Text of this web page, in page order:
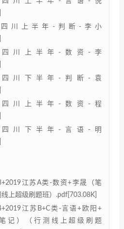
四川上半年-判断-李小
四川上半年-数资-李
四川下半年-判断-袁
四川上半年-数资-程
四川下半年-言语-明
江苏A类-数资+李晟（笔
上超级刷题班）.pdf[703.08K]
江苏B+C类-言语+欧阳+
记）（行测线上超级刷题